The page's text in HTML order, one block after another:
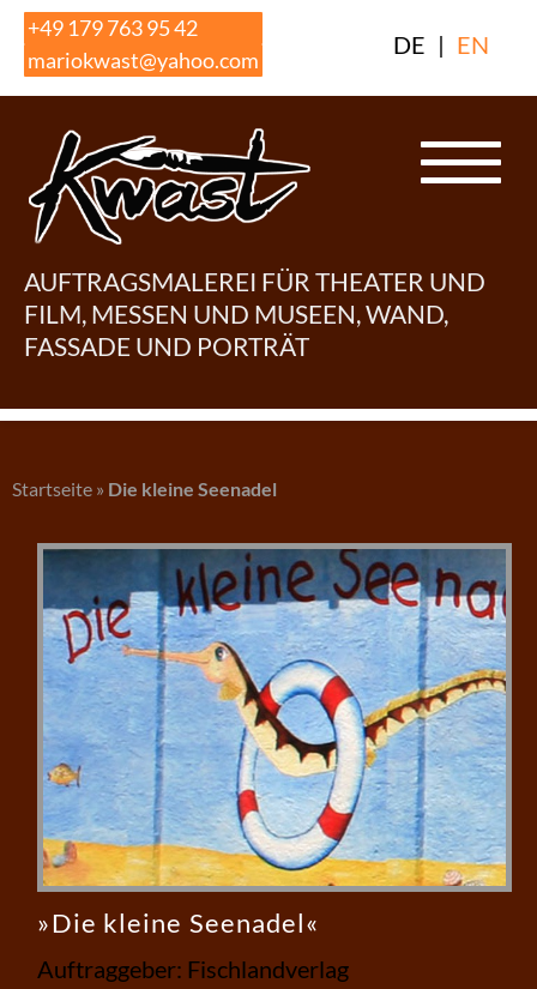
Skip
content
+49 179 763 95 42
mariokwast@yahoo.com
DE | EN
AUFTRAGSMALEREI FÜR THEATER UND
FILM, MESSEN UND MUSEEN, WAND,
FASSADE UND PORTRÄT
Startseite » Die kleine Seenadel
»Die kleine Seenadel«
Auftraggeber: Fischlandverlag